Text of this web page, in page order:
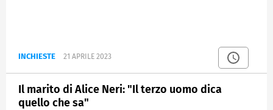
INCHIESTE 21 APRILE 2023
Il marito di Alice Neri: "Il terzo uomo dica
quello che sa"